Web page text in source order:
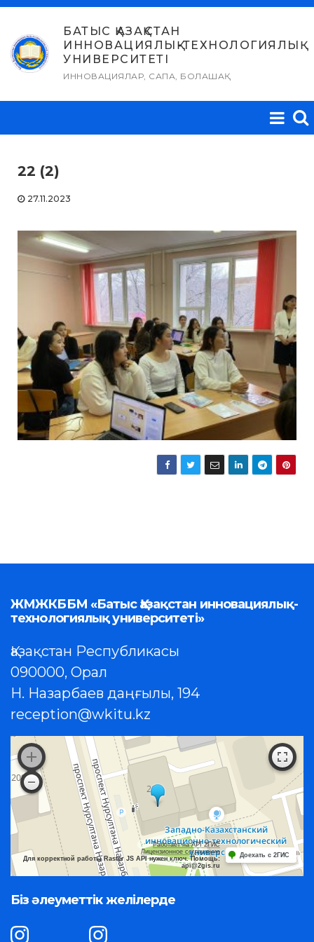
Skip
content
БАТЫС ҚАЗАҚСТАН
ИННОВАЦИЯЛЫҚ-ТЕХНОЛОГИЯЛЫҚ
УНИВЕРСИТЕТІ
ИННОВАЦИЯЛАР, САПА, БОЛАШАҚ
22 (2)
27.11.2023
ЖМЖКББМ «Батыс Қазақстан инновациялық-
технологиялық университеті»
Қазақстан Республикасы
090000, Орал
Н. Назарбаев даңғылы, 194
reception@wkitu.kz
Работает на API 2ГИС
Лицензионное соглашение
Для корректной работы Raster JS API нужен ключ. Помощь:
api@2gis.ru
Доехать с 2ГИС
Біз әлеуметтік желілерде